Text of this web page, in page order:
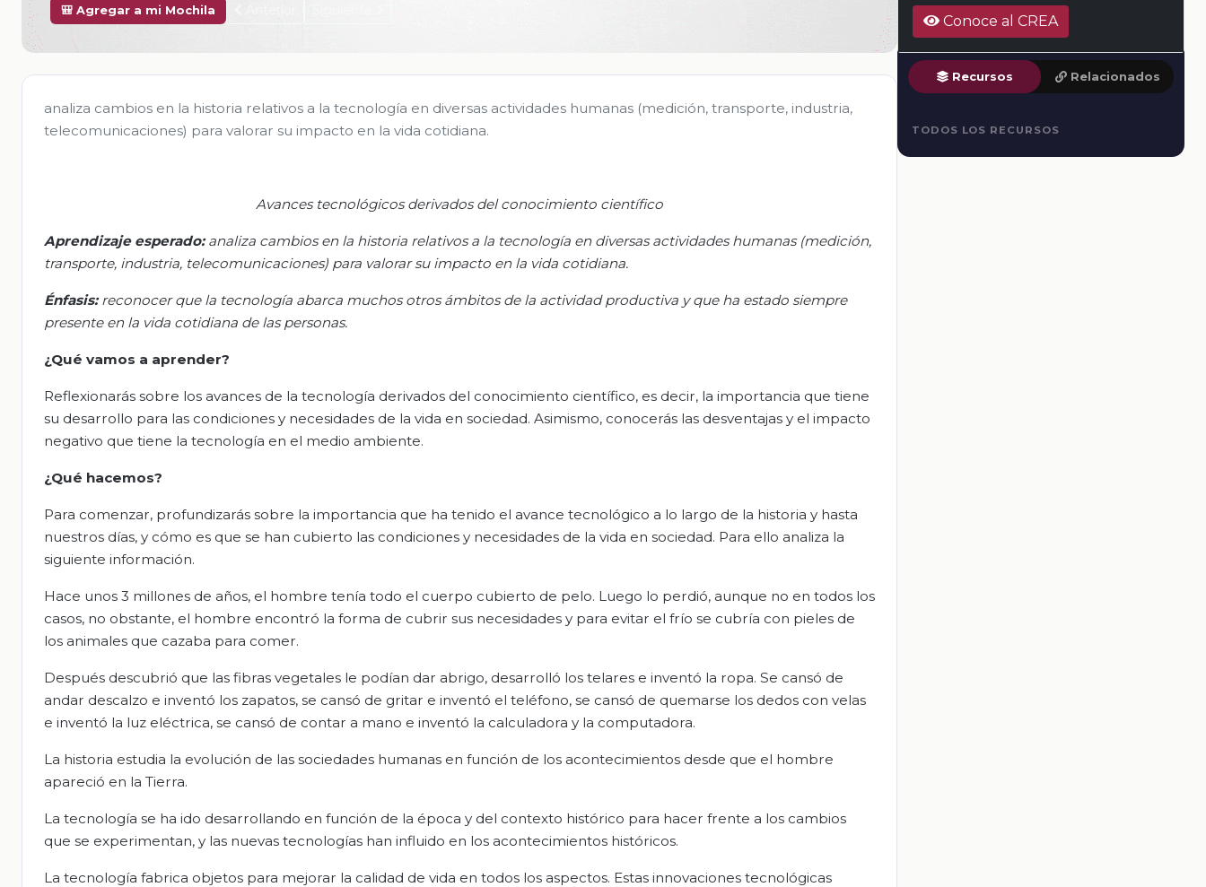
🎒 Agregar a mi Mochila
analiza cambios en la historia relativos a la tecnología en diversas actividades humanas (medición, transporte, industria,
telecomunicaciones) para valorar su impacto en la vida cotidiana.
Avances tecnológicos derivados del conocimiento científico
Aprendizaje esperado:analiza cambios en la historia relativos a la tecnología en diversas actividades humanas (medición,
transporte, industria, telecomunicaciones) para valorar su impacto en la vida cotidiana.
Énfasis:reconocer que la tecnología abarca muchos otros ámbitos de la actividad productiva y que ha estado siempre
presente en la vida cotidiana de las personas.
¿Qué vamos a aprender?
Reflexionarás sobre los avances de la tecnología derivados del conocimiento científico, es decir, la importancia que tiene
su desarrollo para las condiciones y necesidades de la vida en sociedad. Asimismo, conocerás las desventajas y el impacto
negativo que tiene la tecnología en el medio ambiente.
¿Qué hacemos?
Para comenzar, profundizarás sobre la importancia que ha tenido el avance tecnológico a lo largo de la historia y hasta
nuestros días, y cómo es que se han cubierto las condiciones y necesidades de la vida en sociedad. Para ello analiza la
siguiente información.
Hace unos 3 millones de años, el hombre tenía todo el cuerpo cubierto de pelo. Luego lo perdió, aunque no en todos los
casos, no obstante, el hombre encontró la forma de cubrir sus necesidades y para evitar el frío se cubría con pieles de
los animales que cazaba para comer.
Después descubrió que las fibras vegetales le podían dar abrigo, desarrolló los telares e inventó la ropa. Se cansó de
andar descalzo e inventó los zapatos, se cansó de gritar e inventó el teléfono, se cansó de quemarse los dedos con velas
e inventó la luz eléctrica, se cansó de contar a mano e inventó la calculadora y la computadora.
La historia estudia la evolución de las sociedades humanas en función de los acontecimientos desde que el hombre
apareció en la Tierra.
La tecnología se ha ido desarrollando en función de la época y del contexto histórico para hacer frente a los cambios
que se experimentan, y las nuevas tecnologías han influido en los acontecimientos históricos.
La tecnología fabrica objetos para mejorar la calidad de vida en todos los aspectos. Estas innovaciones tecnológicas
Conoce al CREA
Recursos Relacionados
TODOS LOS RECURSOS